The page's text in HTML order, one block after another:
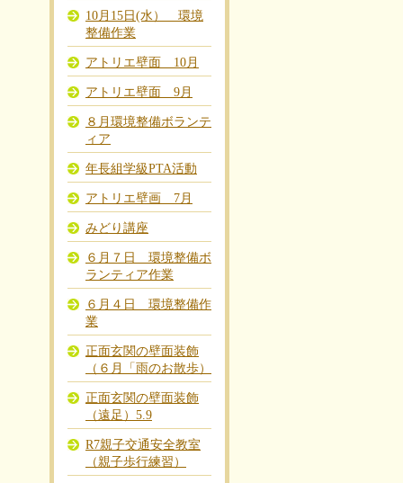
10月15日(水） 環境
整備作業
アトリエ壁面 10月
アトリエ壁面 9月
８月環境整備ボランテ
ィア
年長組学級PTA活動
アトリエ壁画 7月
みどり講座
６月７日 環境整備ボ
ランティア作業
６月４日 環境整備作
業
正面玄関の壁面装飾
（６月「雨のお散歩）
正面玄関の壁面装飾
（遠足）5.9
R7親子交通安全教室
（親子歩行練習）